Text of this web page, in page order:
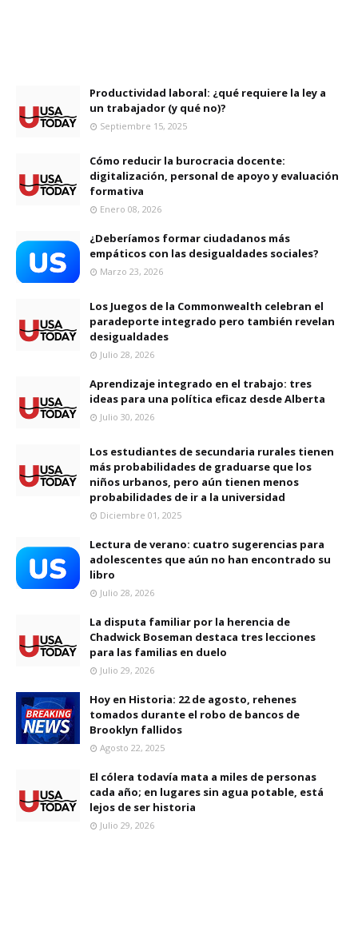
Productividad laboral: ¿qué requiere la ley a
un trabajador (y qué no)?
Septiembre 15, 2025
Cómo reducir la burocracia docente:
digitalización, personal de apoyo y evaluación
formativa
Enero 08, 2026
¿Deberíamos formar ciudadanos más
empáticos con las desigualdades sociales?
Marzo 23, 2026
Los Juegos de la Commonwealth celebran el
paradeporte integrado pero también revelan
desigualdades
Julio 28, 2026
Aprendizaje integrado en el trabajo: tres
ideas para una política eficaz desde Alberta
Julio 30, 2026
Los estudiantes de secundaria rurales tienen
más probabilidades de graduarse que los
niños urbanos, pero aún tienen menos
probabilidades de ir a la universidad
Diciembre 01, 2025
Lectura de verano: cuatro sugerencias para
adolescentes que aún no han encontrado su
libro
Julio 28, 2026
La disputa familiar por la herencia de
Chadwick Boseman destaca tres lecciones
para las familias en duelo
Julio 29, 2026
Hoy en Historia: 22 de agosto, rehenes
tomados durante el robo de bancos de
Brooklyn fallidos
Agosto 22, 2025
El cólera todavía mata a miles de personas
cada año; en lugares sin agua potable, está
lejos de ser historia
Julio 29, 2026